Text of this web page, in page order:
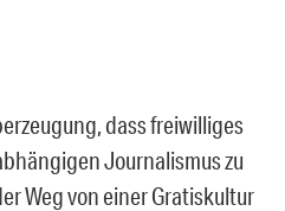
dass freiwilliges
Journalismus zu
Weg von einer Gratiskultur